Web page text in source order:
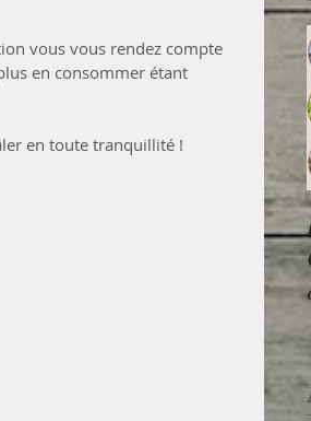
vous vous rendez compte
en consommer étant
en toute tranquillité !